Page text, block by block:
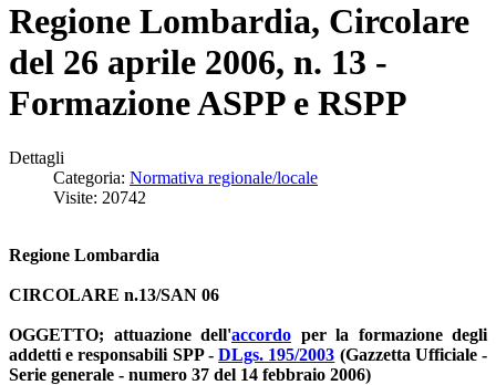
Regione Lombardia, Circolare
del 26 aprile 2006, n. 13 -
Formazione ASPP e RSPP
Dettagli
Categoria: Normativa regionale/locale
Visite: 20742
Regione Lombardia
CIRCOLARE n.13/SAN 06
OGGETTO; attuazione dell'accordo per la formazione degli
addetti e responsabili SPP -DLgs. 195/2003 (Gazzetta Ufficiale -
Serie generale - numero 37 del 14 febbraio 2006)